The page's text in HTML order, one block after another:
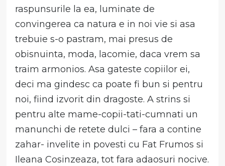
raspunsurile la ea, luminate de
convingerea ca natura e in noi vie si asa
trebuie s-o pastram, mai presus de
obisnuinta, moda, lacomie, daca vrem sa
traim armonios. Asa gateste copiilor ei,
deci ma gindesc ca poate fi bun si pentru
noi, fiind izvorit din dragoste. A strins si
pentru alte mame-copii-tati-cumnati un
manunchi de retete dulci – fara a contine
zahar- invelite in povesti cu Fat Frumos si
Ileana Cosinzeaza, tot fara adaosuri nocive.